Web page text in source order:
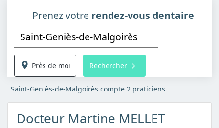
Prenez votre rendez-vous dentaire
Près de moi Rechercher
Saint-Geniès-de-Malgoirès compte 2 praticiens.
Docteur Martine MELLET